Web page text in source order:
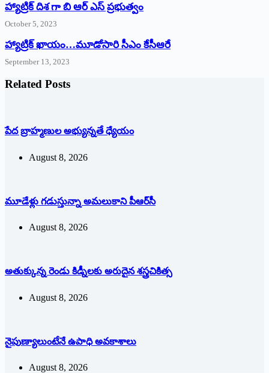
హ్యాట్రిక్ దిశ గా బి ఆర్ ఎస్ ప్రభుత్వం
October 5, 2023
హ్యాట్రిక్‌ ‌ఖాయం…మూడోసారి సీఎం కేసీఆరే
September 13, 2023
Related Posts
పేద బ్రాహ్మణుల అభ్యున్నతే ధ్యేయం
August 8, 2026
మూడేళ్లు గ‌డుస్తున్నా అమ‌లుకాని పీఆర్‌సీ
August 8, 2026
అతుక్కున్న రెండు కిడ్నీలకు అరుదైన శస్త్రచికిత్స
August 8, 2026
నైపుణ్యాలుంటేనే ఉపాధి అవకాశాలు
August 8, 2026